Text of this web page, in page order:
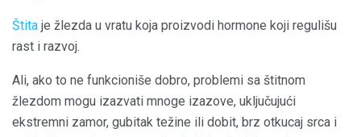
Štita je žlezda u vratu koja proizvodi hormone koji regulišu
rast i razvoj.
Ali, ako to ne funkcioniše dobro, problemi sa štitnom
žlezdom mogu izazvati mnoge izazove, uključujući
ekstremni zamor, gubitak težine ili dobit, brz otkucaj srca i